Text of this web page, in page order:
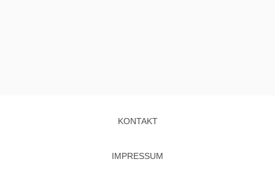
KONTAKT
IMPRESSUM